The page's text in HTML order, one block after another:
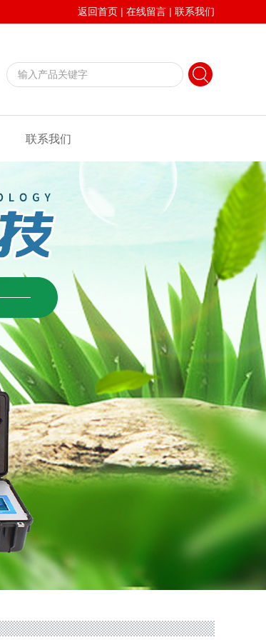
返回首页 | 在线留言 | 联系我们
联系我们